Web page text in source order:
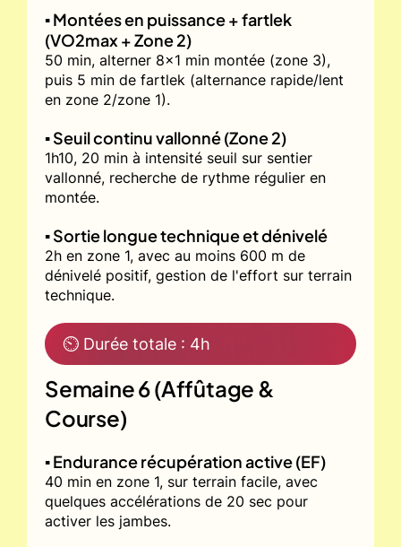
▪️ Montées en puissance + fartlek
(VO2max + Zone 2)
50 min, alterner 8x1 min montée (zone 3),
puis 5 min de fartlek (alternance rapide/lent
en zone 2/zone 1).
▪️ Seuil continu vallonné (Zone 2)
1h10, 20 min à intensité seuil sur sentier
vallonné, recherche de rythme régulier en
montée.
▪️ Sortie longue technique et dénivelé
2h en zone 1, avec au moins 600 m de
dénivelé positif, gestion de l'effort sur terrain
technique.
⏲ Durée totale : 4h
Semaine 6 (Affûtage &
Course)
▪️ Endurance récupération active (EF)
40 min en zone 1, sur terrain facile, avec
quelques accélérations de 20 sec pour
activer les jambes.